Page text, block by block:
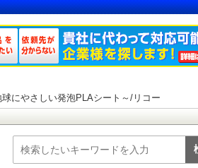
にやさしい発泡PLAシート～/リコー